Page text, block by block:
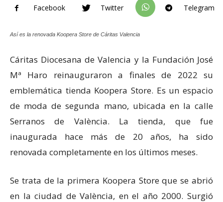
Facebook Twitter Telegram
Así es la renovada Koopera Store de Cáritas Valencia
Cáritas Diocesana de Valencia y la Fundación José
Mª Haro reinauguraron a finales de 2022 su
emblemática tienda Koopera Store. Es un espacio
de moda de segunda mano, ubicada en la calle
Serranos de València. La tienda, que fue
inaugurada hace más de 20 años, ha sido
renovada completamente en los últimos meses.
Se trata de la primera Koopera Store que se abrió
en la ciudad de València, en el año 2000. Surgió